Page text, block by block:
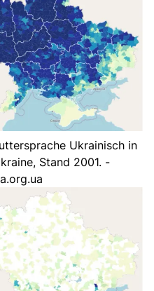
Ukrainisch in
Stand 2001. -